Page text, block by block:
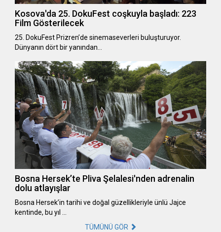
Kosova'da 25. DokuFest coşkuyla başladı: 223
Film Gösterilecek
25. DokuFest Prizren’de sinemaseverleri buluşturuyor.
Dünyanın dört bir yanından…
Bosna Hersek’te Pliva Şelalesi'nden adrenalin
dolu atlayışlar
Bosna Hersek’in tarihi ve doğal güzellikleriyle ünlü Jajce
kentinde, bu yıl …
TÜMÜNÜ GÖR